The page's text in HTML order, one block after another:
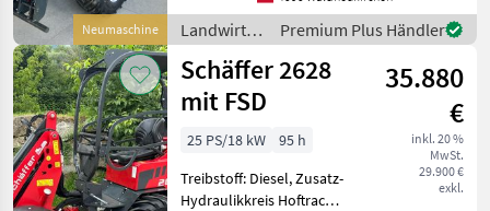
Neumaschine
AKTIONSMODELL + Bj. 2026,
lagernd + 3-Zylinder-
Dieselmotor
Landwirtsch.
Motorfahrzeuge
/ Schäffer
Premium Plus Händler
Schäffer 2628
mit FSD
35.880
€
inkl. 20 %
MwSt.
29.900 €
exkl.
25 PS/18 kW
95 h
Treibstoff: Diesel, Zusatz-
Hydraulikkreis Hoftrac